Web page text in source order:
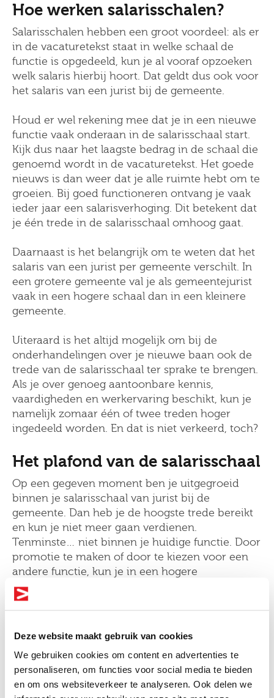
Deze website maakt gebruik van cookies
We gebruiken cookies om content en advertenties te
personaliseren, om functies voor social media te bieden
en om ons websiteverkeer te analyseren. Ook delen we
Hoe werken salarisschalen?
Salarisschalen hebben een groot voordeel: als er
in de vacaturetekst staat in welke schaal de
functie is opgedeeld, kun je al vooraf opzoeken
welk salaris hierbij hoort. Dat geldt dus ook voor
het salaris van een jurist bij de gemeente.
Houd er wel rekening mee dat je in een nieuwe
functie vaak onderaan in de salarisschaal start.
Kijk dus naar het laagste bedrag in de schaal die
genoemd wordt in de vacaturetekst. Het goede
nieuws is dan weer dat je alle ruimte hebt om te
groeien. Bij goed functioneren ontvang je vaak
ieder jaar een salarisverhoging. Dit betekent dat
je één trede in de salarisschaal omhoog gaat.
Daarnaast is het belangrijk om te weten dat het
salaris van een jurist per gemeente verschilt. In
een grotere gemeente val je als gemeentejurist
vaak in een hogere schaal dan in een kleinere
gemeente.
Uiteraard is het altijd mogelijk om bij de
onderhandelingen over je nieuwe baan ook de
trede van de salarisschaal ter sprake te brengen.
Als je over genoeg aantoonbare kennis,
vaardigheden en werkervaring beschikt, kun je
namelijk zomaar één of twee treden hoger
ingedeeld worden. En dat is niet verkeerd, toch?
Het plafond van de salarisschaal
Op een gegeven moment ben je uitgegroeid
binnen je salarisschaal van jurist bij de
gemeente. Dan heb je de hoogste trede bereikt
en kun je niet meer gaan verdienen.
Tenminste… niet binnen je huidige functie. Door
promotie te maken of door te kiezen voor een
andere functie, kun je in een hogere
salarisschaal terecht komen. Dan heb je weer
alle ruimte om te groeien in salaris.
Jouw salaris als jurist bij de
gemeente
Natuurlijk ben je nu heel benieuwd naar wat je
als jurist bij de gemeente kunt gaan verdienen.